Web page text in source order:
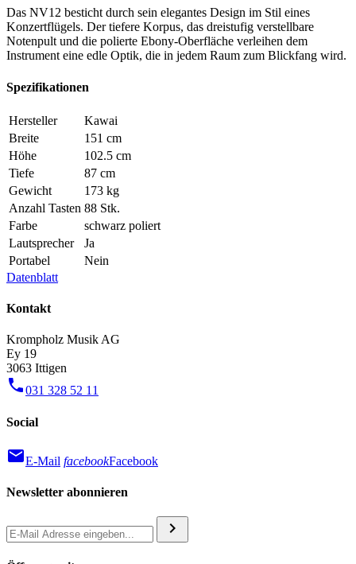
Das NV12 besticht durch sein elegantes Design im Stil eines
Konzertflügels. Der tiefere Korpus, das dreistufig verstellbare
Notenpult und die polierte Ebony-Oberfläche verleihen dem
Instrument eine edle Optik, die in jedem Raum zum Blickfang wird.
Spezifikationen
Hersteller
Kawai
Breite
151 cm
Höhe
102.5 cm
Tiefe
87 cm
Gewicht
173 kg
Anzahl Tasten 88 Stk.
Farbe
schwarz poliert
Lautsprecher
Ja
Portabel
Nein
Datenblatt
Kontakt
Krompholz Musik AG
Ey 19
3063 Ittigen
phone031 328 52 11
Social
mailE-Mail facebookFacebook
Newsletter abonnieren
chevron_right